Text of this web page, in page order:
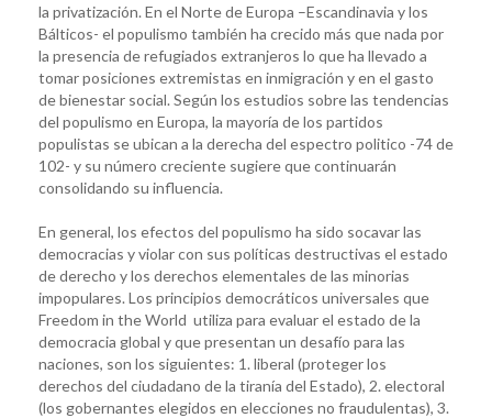
la privatización. En el Norte de Europa –Escandinavia y los
Bálticos- el populismo también ha crecido más que nada por
la presencia de refugiados extranjeros lo que ha llevado a
tomar posiciones extremistas en inmigración y en el gasto
de bienestar social. Según los estudios sobre las tendencias
del populismo en Europa, la mayoría de los partidos
populistas se ubican a la derecha del espectro politico -74 de
102- y su número creciente sugiere que continuarán
consolidando su influencia.
En general, los efectos del populismo ha sido socavar las
democracias y violar con sus políticas destructivas el estado
de derecho y los derechos elementales de las minorias
impopulares. Los principios democráticos universales que
Freedom in the World utiliza para evaluar el estado de la
democracia global y que presentan un desafío para las
naciones, son los siguientes: 1. liberal (proteger los
derechos del ciudadano de la tiranía del Estado), 2. electoral
(los gobernantes elegidos en elecciones no fraudulentas), 3.